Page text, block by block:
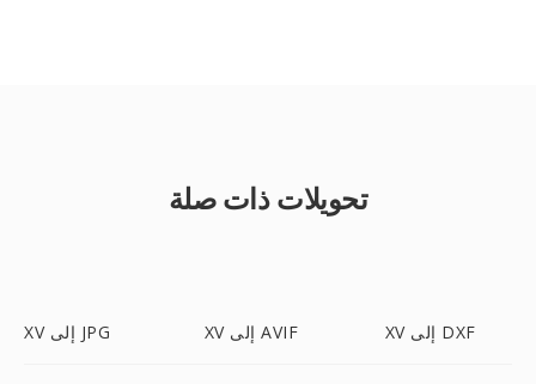
تحويلات ذات صلة
XV إلى JPG XV إلى AVIF XV إلى DXF